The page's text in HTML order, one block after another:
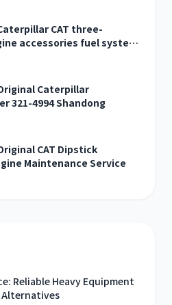
CAT three-
accessories fuel system
Caterpillar
321-4994 Shandong
CAT Dipstick
Maintenance Service
Reliable Heavy Equipment
Alternatives